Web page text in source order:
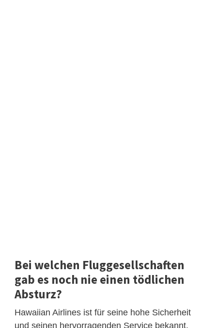
Bei welchen Fluggesellschaften
gab es noch nie einen tödlichen
Absturz?
Hawaiian Airlines ist für seine hohe Sicherheit
und seinen hervorragenden Service bekannt.